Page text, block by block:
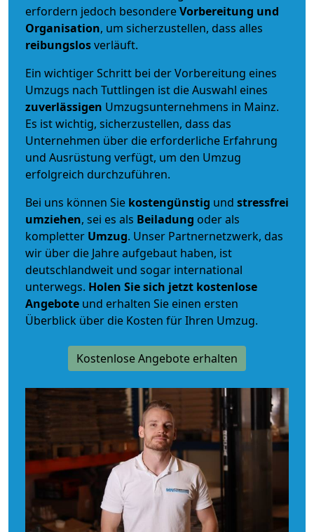
erfordern jedoch besondereVorbereitung und
Organisation, um sicherzustellen, dass alles
reibungslosverläuft.
Ein wichtiger Schritt bei der Vorbereitung eines
Umzugs nach Tuttlingen ist die Auswahl eines
zuverlässigen Umzugsunternehmens in Mainz.
Es ist wichtig, sicherzustellen, dass das
Unternehmen über die erforderliche Erfahrung
und Ausrüstung verfügt, um den Umzug
erfolgreich durchzuführen.
Bei uns können Sie kostengünstig und stressfrei
umziehen, sei es als Beiladung oder als
kompletter Umzug. Unser Partnernetzwerk, das
wir über die Jahre aufgebaut haben, ist
deutschlandweit und sogar international
unterwegs. Holen Sie sich jetzt kostenlose
Angebote und erhalten Sie einen ersten
Überblick über die Kosten für Ihren Umzug.
Kostenlose Angebote erhalten